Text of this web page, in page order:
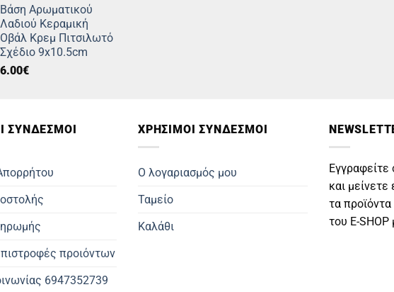
Βάση Αρωματικού
Λαδιού Κεραμική
Οβάλ Κρεμ Πιτσιλωτό
Σχέδιο 9x10.5cm
6.00€
ΣΥΝΔΕΣΜΟΙ
προιόντων
6947352739
ΧΡΗΣΙΜΟΙ ΣΥΝΔΕΣΜΟΙ
Ο λογαριασμός μου
Ταμείο
Καλάθι
Εγγραφείτε
και μείνετε
τα
του E-SHOP